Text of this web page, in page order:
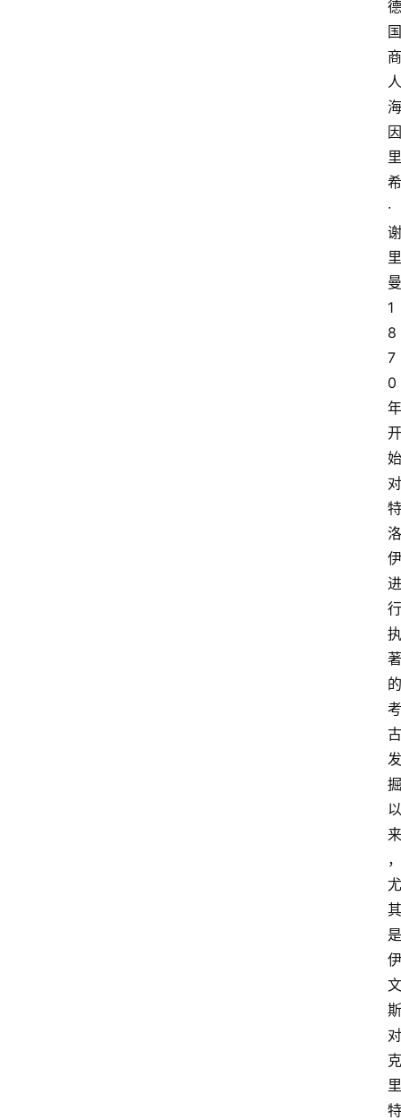
德
国
商
人
海
因
里
希
·
谢
里
曼
1
8
7
0
年
开
始
对
特
洛
伊
进
行
执
著
的
考
古
发
掘
以
来
，
尤
其
是
伊
文
斯
对
克
里
特